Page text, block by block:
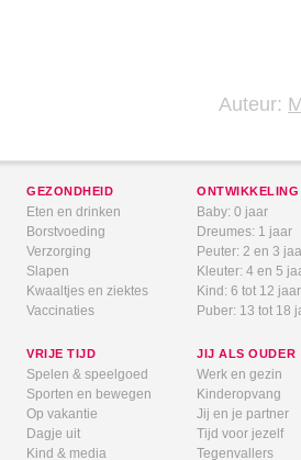
Auteur:
GEZONDHEID
Eten en drinken
Borstvoeding
Verzorging
Slapen
Kwaaltjes en ziektes
Vaccinaties
ONTWIKKELING
Baby: 0 jaar
Dreumes: 1 jaar
Peuter: 2 en 3
Kleuter: 4 en 5
Kind: 6 tot 12 jaar
Puber: 13 tot 18
VRIJE TIJD
Spelen & speelgoed
Sporten en bewegen
Op vakantie
Dagje uit
Kind & media
JIJ ALS OUDER
Werk en gezin
Kinderopvang
Jij en je partner
Tijd voor jezelf
Tegenvallers